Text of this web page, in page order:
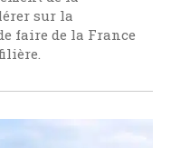
sur la
faire de la France